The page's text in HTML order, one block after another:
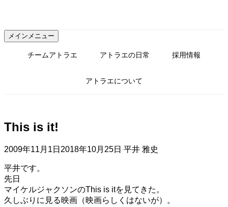
テ
ン
メインメニュー
チームアトラエ アトラエの日常 採用情報
アトラエについて
This is it!
2009年11月1日 2018年10月25日 平井 雅史
平井です。
先日
マイケルジャクソンのThis is itを見てきた。
久しぶりに見る映画（映画らしくはないが）。